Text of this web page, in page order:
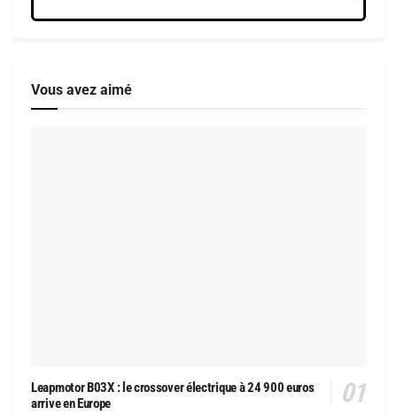
Vous avez aimé
Leapmotor B03X : le crossover électrique à 24 900 euros
arrive en Europe